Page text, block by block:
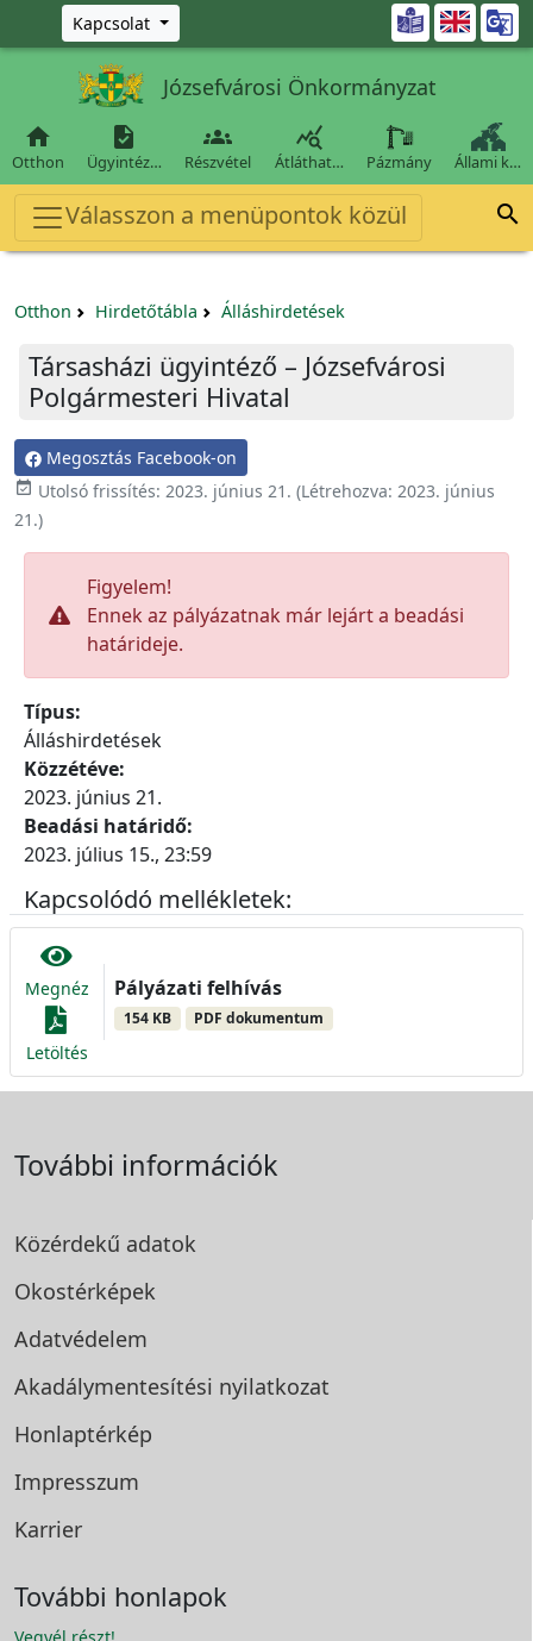
Ugrás a fő tartalomra
Kapcsolat 
Józsefvárosi Önkormányzat

Otthon

Ügyintéz…

Részvétel

Átláthat… Pázmány Állami k…
Válasszon a menüpontok közül 
Otthon Hirdetőtábla Álláshirdetések
Társasházi ügyintéző – Józsefvárosi
Polgármesteri Hivatal
Megosztás Facebook-on
 Utolsó frissítés: 2023. június 21. (Létrehozva: 2023. június
21.)
Figyelem!
Ennek az pályázatnak már lejárt a beadási
határideje.
Típus:
Álláshirdetések
Közzétéve:
2023. június 21.
Beadási határidő:
2023. július 15., 23:59
Kapcsolódó mellékletek:
Megnéz
Letöltés
Pályázati felhívás
154 KB PDF dokumentum
További információk
Közérdekű adatok
Okostérképek
Adatvédelem
Akadálymentesítési nyilatkozat
Honlaptérkép
Impresszum
Karrier
További honlapok